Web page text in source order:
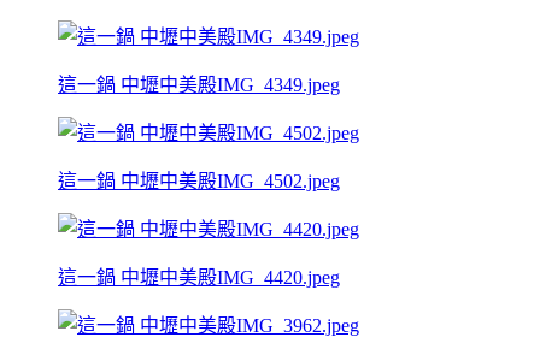
這一鍋 中壢中美殿IMG_4349.jpeg
這一鍋 中壢中美殿IMG_4502.jpeg
這一鍋 中壢中美殿IMG_4420.jpeg